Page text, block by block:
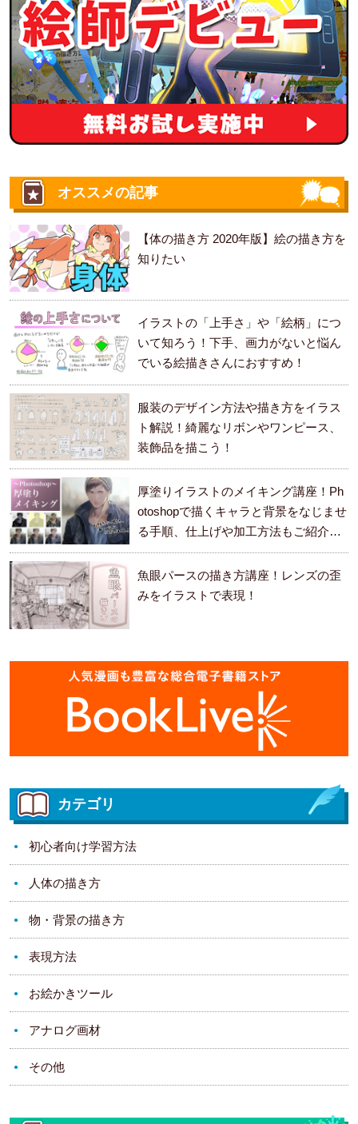
オススメの記事
【体の描き方 2020年版】絵の描き方を
知りたい
イラストの「上手さ」や「絵柄」につ
いて知ろう！下手、画力がないと悩ん
でいる絵描きさんにおすすめ！
服装のデザイン方法や描き方をイラス
ト解説！綺麗なリボンやワンピース、
装飾品を描こう！
厚塗りイラストのメイキング講座！Ph
otoshopで描くキャラと背景をなじませ
る手順、仕上げや加工方法もご紹介し
ます。
魚眼パースの描き方講座！レンズの歪
みをイラストで表現！
カテゴリ
初心者向け学習方法
人体の描き方
物・背景の描き方
表現方法
お絵かきツール
アナログ画材
その他